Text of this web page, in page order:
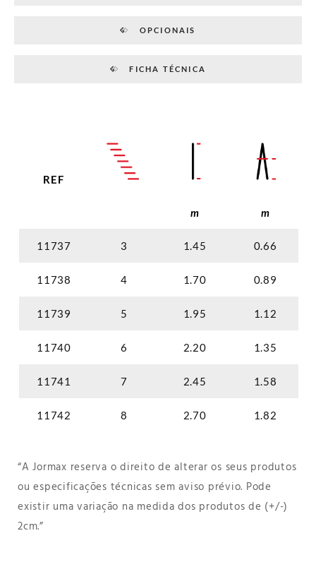
OPCIONAIS
FICHA TÉCNICA
REF
m m
11737 3 1.45 0.66
11738 4 1.70 0.89
11739 5 1.95 1.12
11740 6 2.20 1.35
11741 7 2.45 1.58
11742 8 2.70 1.82
“A Jormax reserva o direito de alterar os seus produtos
ou especificações técnicas sem aviso prévio. Pode
existir uma variação na medida dos produtos de (+/-)
2cm.”